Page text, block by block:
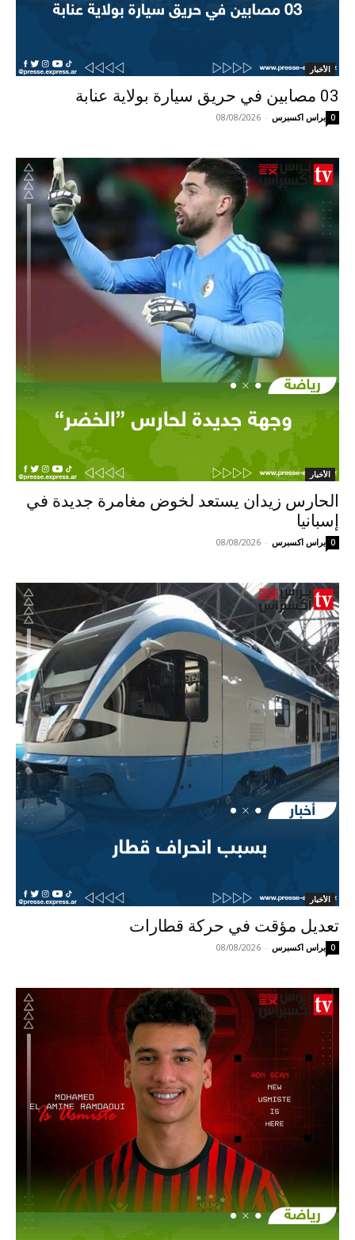
الأخبار
03 مصابين في حريق سيارة بولاية عنابة
براس اكسبرس -
08/08/2026 0
الأخبار
الحارس زيدان يستعد لخوض مغامرة جديدة في
إسبانيا
براس اكسبرس -
08/08/2026 0
الأخبار
تعديل مؤقت في حركة قطارات
براس اكسبرس -
08/08/2026 0